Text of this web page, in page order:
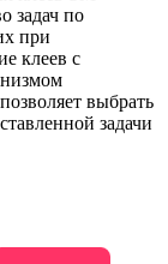
задач по
при
клеев с
выбрать
задачи